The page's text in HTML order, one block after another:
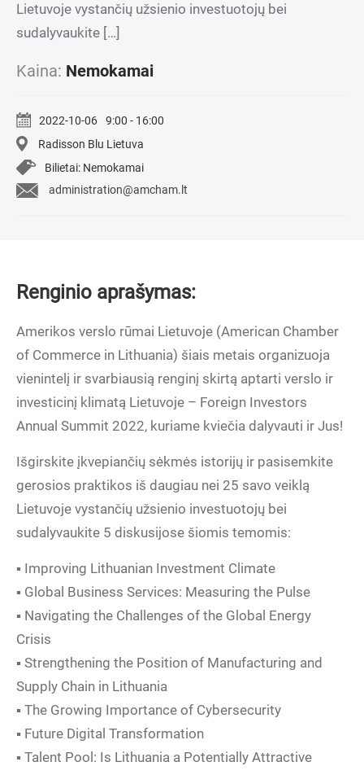
Lietuvoje vystančių užsienio investuotojų bei
sudalyvaukite […]
Kaina: Nemokamai
2022-10-06
9:00 - 16:00
Radisson Blu Lietuva
Bilietai: Nemokamai
administration@amcham.lt
Renginio aprašymas:
Amerikos verslo rūmai Lietuvoje (American Chamber
of Commerce in Lithuania) šiais metais organizuoja
vienintelį ir svarbiausią renginį skirtą aptarti verslo ir
investicinį klimatą Lietuvoje – Foreign Investors
Annual Summit 2022, kuriame kviečia dalyvauti ir Jus!
Išgirskite įkvepiančių sėkmės istorijų ir pasisemkite
gerosios praktikos iš daugiau nei 25 savo veiklą
Lietuvoje vystančių užsienio investuotojų bei
sudalyvaukite 5 diskusijose šiomis temomis:
▪️ Improving Lithuanian Investment Climate
▪️ Global Business Services: Measuring the Pulse
▪️ Navigating the Challenges of the Global Energy
Crisis
▪️ Strengthening the Position of Manufacturing and
Supply Chain in Lithuania
▪️ The Growing Importance of Cybersecurity
▪️ Future Digital Transformation
▪️ Talent Pool: Is Lithuania a Potentially Attractive